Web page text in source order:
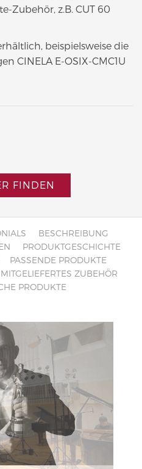
Zubehör, z.B. CUT 60
beispielsweise die
CINELA E-OSIX-CMC1U
FINDEN
BESCHREIBUNG
PRODUKTGESCHICHTE
PASSENDE PRODUKTE
MITGELIEFERTES ZUBEHÖR
PRODUKTE